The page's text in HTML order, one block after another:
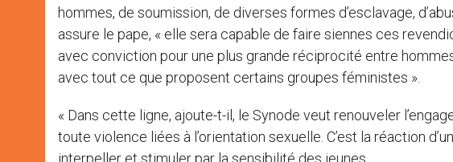
hommes, de soumission, de diverses formes d’esclavage,
assure le pape, « elle sera capable de faire siennes ces
avec conviction pour une plus grande réciprocité entre
avec tout ce que proposent certains groupes féministes ».
« Dans cette ligne, ajoute-t-il, le Synode veut renouveler
toute violence liées à l’orientation sexuelle. C’est la réaction
interpeller et stimuler par la sensibilité des jeunes.